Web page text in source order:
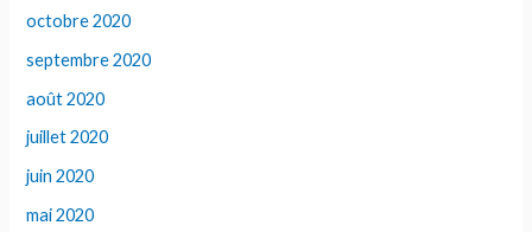
octobre 2020
septembre 2020
août 2020
juillet 2020
juin 2020
mai 2020